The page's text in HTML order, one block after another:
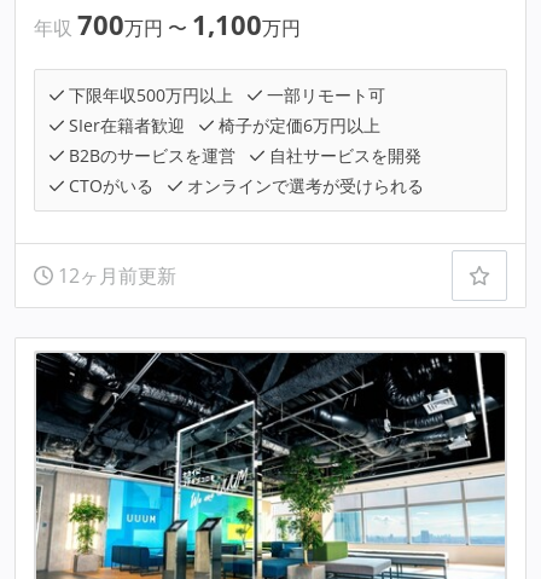
年収 700万円 〜 1,100万円
下限年収500万円以上
一部リモート可
SIer在籍者歓迎
椅子が定価6万円以上
B2Bのサービスを運営
自社サービスを開発
CTOがいる
オンラインで選考が受けられる
12ヶ月前更新